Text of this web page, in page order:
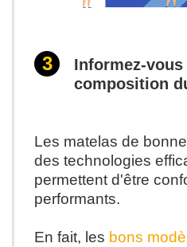
Informez-
composition
Les matelas de
des technologies
permettent d'être
performants.
En fait, es bons